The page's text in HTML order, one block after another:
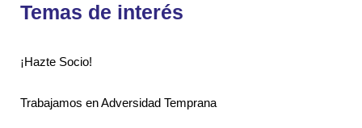
Temas de interés
¡Hazte Socio!
Trabajamos en Adversidad Temprana